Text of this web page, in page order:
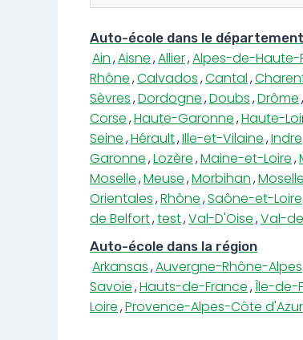
Auto-école dans le département
Ain,Aisne,Allier,Alpes-de-Haute-
Rhône,Calvados,Cantal,
Sèvres,Dordogne,Doubs,Drôme,
Corse,Haute-Garonne,Haute-
Seine,Hérault,Ille-et-Vilaine,Indre
Garonne,Lozère,Maine-et-Loire,
Moselle,Meuse,Morbihan,Moselle
Orientales,Rhône,Saône-et-Loire
de Belfort,test,Val-D'Oise,Val-
Auto-école dans la région
Arkansas,Auvergne-Rhône-Alpes
Savoie,Hauts-de-France,Île-de-
Loire,Provence-Alpes-Côte d'Azur